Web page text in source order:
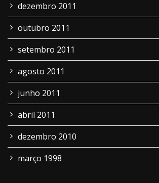
dezembro 2011
outubro 2011
setembro 2011
agosto 2011
junho 2011
abril 2011
dezembro 2010
março 1998